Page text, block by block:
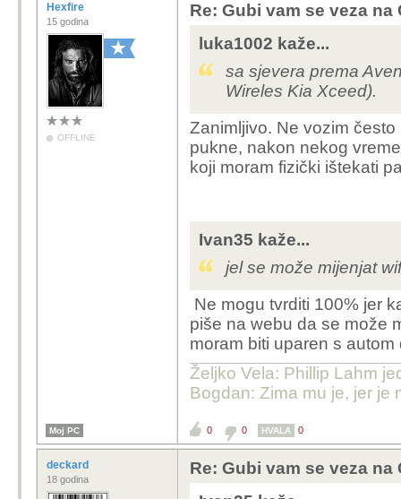
Hexfire
15 godina
OFFLINE
Re: Gubi vam se veza
luka1002 kaže...
sa sjevera prema
Wireles Kia Xceed).
Zanimljivo. Ne vozim
pukne, nakon nekog
koji moram fizički ištekati
Ivan35 kaže...
jel se može mijenjat
Ne mogu tvrditi 100% jer
piše na webu da se može
moram biti uparen s
Željko Vela: Phillip Lahm
Bogdan: Zima mu je, jer je
Moj PC 0 0 HVALA 0
deckard
18 godina
Re: Gubi vam se veza